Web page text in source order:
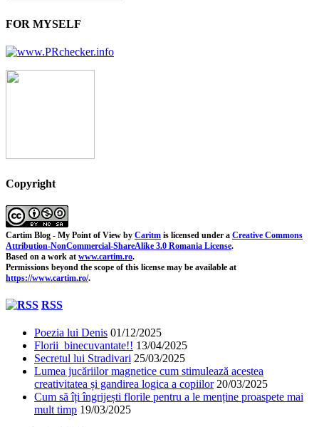
FOR MYSELF
Copyright
Cartim Blog - My Point of View by Caritm is licensed under a Creative Commons
Attribution-NonCommercial-ShareAlike 3.0 Romania License.
Based on a work at www.cartim.ro.
Permissions beyond the scope of this license may be available at
https://www.cartim.ro/.
RSS
Poezia lui Denis 01/12/2025
Florii binecuvantate!! 13/04/2025
Secretul lui Stradivari 25/03/2025
Lumea jucăriilor magnetice cum stimulează acestea
creativitatea și gandirea logica a copiilor 20/03/2025
Cum să îți îngrijești florile pentru a le menține proaspete mai
mult timp 19/03/2025